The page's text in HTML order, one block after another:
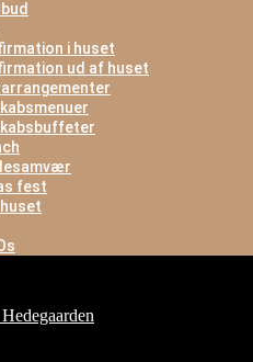
i huset
ud af huset
fest